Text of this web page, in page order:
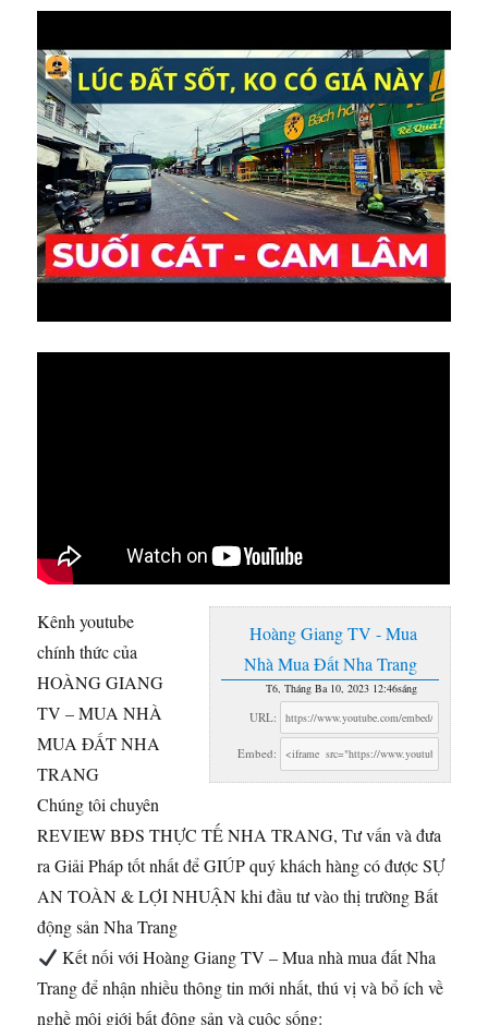
Hoàng Giang TV - Mua
Nhà Mua Đất Nha Trang
T6, Tháng Ba 10, 2023 12:46sáng
URL:
Embed:
Kênh youtube
chính thức của
HOÀNG GIANG
TV – MUA NHÀ
MUA ĐẤT NHA
TRANG
Chúng tôi chuyên
REVIEW BĐS THỰCTẾ NHA TRANG, Tư vấn và đưa
ra Giải Pháp tốt nhất để GIÚP quý khách hàng có được SỰ
AN TOÀN & LỢI NHUẬN khi đầu tư vào thị trường Bất
động sản Nha Trang
Kết nối với Hoàng Giang TV – Mua nhà mua đất Nha
Trang để nhận nhiều thông tin mới nhất, thú vị và bổ ích về
nghề môi giới bất động sản và cuộc sống: